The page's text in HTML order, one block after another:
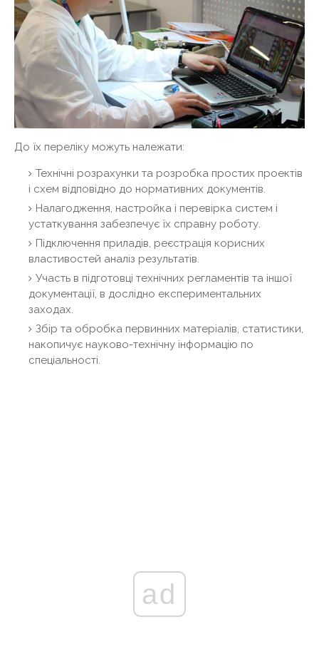
До їх переліку можуть належати:
Технічні розрахунки та розробка простих проектів
і схем відповідно до нормативних документів.
Налагодження, настройка і перевірка систем і
устаткування забезпечує їх справну роботу.
Підключення приладів, реєстрація корисних
властивостей аналіз результатів.
Участь в підготовці технічних регламентів та іншої
документації, в дослідно експериментальних
заходах.
Збір та обробка первинних матеріалів, статистики,
накопичує науково-технічну інформацію по
спеціальності.
ad